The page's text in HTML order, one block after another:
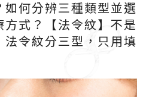
何分辨三種類型並選
式？【法令紋】不是
令紋分三型，只用填